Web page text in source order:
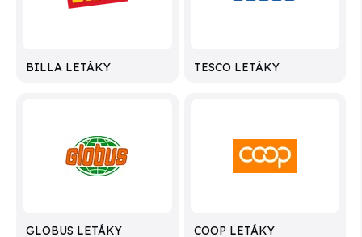
BILLA LETÁKY TESCO LETÁKY
GLOBUS LETÁKY COOP LETÁKY